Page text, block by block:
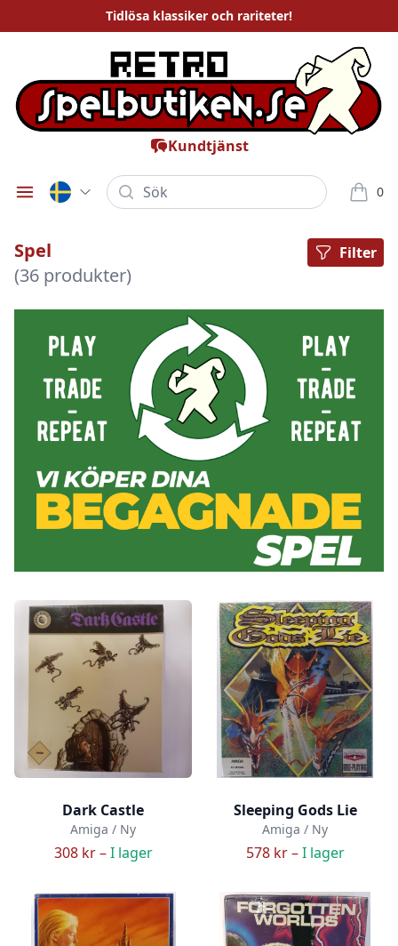
Tidlösa klassiker och rariteter!
Kundtjänst
Öppna meny
Sök 0
varor i
Spel
(36 produkter)
Filter
Dark Castle
Amiga / Ny
308 kr –I lager
Sleeping Gods Lie
Amiga / Ny
578 kr –I lager